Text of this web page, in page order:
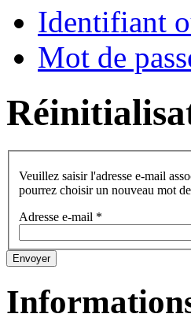
Identifiant
Mot de
Veuillez saisir l'adresse e-mail
pourrez choisir un nouveau mot
Adresse e-mail *
Envoyer